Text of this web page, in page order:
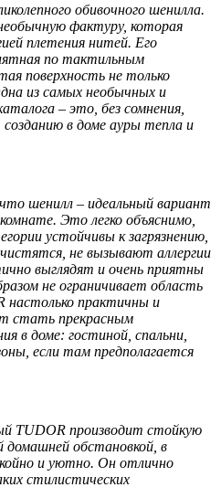
обивочного шенилла.
фактуру, которая
плетения нитей. Его
по тактильным
поверхность не только
из самых необычных и
– это, без сомнения,
созданию в доме ауры тепла и
шенилл – идеальный вариант
Это легко объяснимо,
устойчивы к загрязнению,
не вызывают аллергии
выглядят и очень приятны
не ограничивает область
настолько практичны и
стать прекрасным
в доме: гостиной, спальни,
если там предполагается
TUDOR производит стойкую
домашней обстановкой, в
и уютно. Он отлично
стилистических